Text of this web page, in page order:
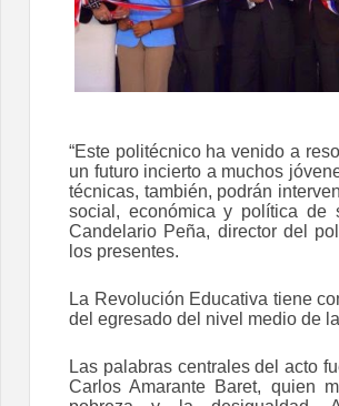
“Este politécnico ha venido a
un futuro incierto a muchos
técnicas, también, podrán
social, económica y política de
Candelario Peña, director del
los presentes.
La Revolución Educativa tiene
del egresado del nivel medio de
Las palabras centrales del acto
Carlos Amarante Baret, quien